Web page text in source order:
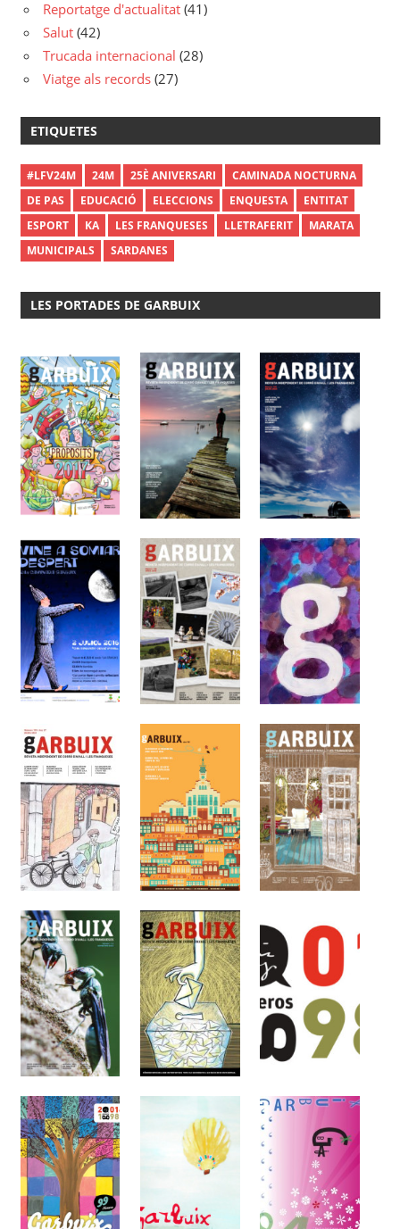
Reportatge d'actualitat (41)
Salut (42)
Trucada internacional (28)
Viatge als records (27)
ETIQUETES
#LFV24M 24M 25È ANIVERSARI
CAMINADA NOCTURNA
DE PAS
EDUCACIÓ ELECCIONS ENQUESTA
ENTITAT
ESPORT
KA LES FRANQUESES LLETRAFERIT
MARATA
MUNICIPALS
SARDANES
LES PORTADES DE GARBUIX